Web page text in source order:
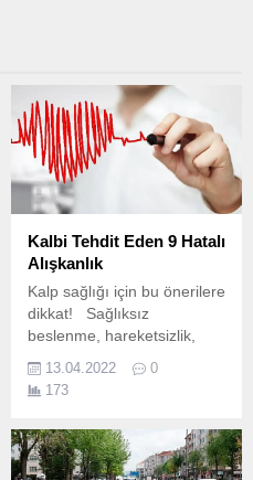
Kalbi Tehdit Eden 9 Hatalı
Alışkanlık
Kalp sağlığı için bu önerilere
dikkat! Sağlıksız
beslenme, hareketsizlik,
bakmaksızın yaygınlaşan ve
ölüm nedenleri arasında ilk
damar hastalıklarının
yaşam tarzı ile doğrudan
13.04.2022
0
173